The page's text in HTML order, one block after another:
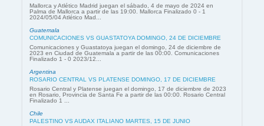
Mallorca y Atlético Madrid juegan el sábado, 4 de mayo de 2024 en
Palma de Mallorca a partir de las 19:00. Mallorca Finalizado 0 - 1
2024/05/04 Atlético Mad...
Guatemala
COMUNICACIONES VS GUASTATOYA DOMINGO, 24 DE DICIEMBRE
Comunicaciones y Guastatoya juegan el domingo, 24 de diciembre de
2023 en Ciudad de Guatemala a partir de las 00:00. Comunicaciones
Finalizado 1 - 0 2023/12...
Argentina
ROSARIO CENTRAL VS PLATENSE DOMINGO, 17 DE DICIEMBRE
Rosario Central y Platense juegan el domingo, 17 de diciembre de 2023
en Rosario, Provincia de Santa Fe a partir de las 00:00. Rosario Central
Finalizado 1 ...
Chile
PALESTINO VS AUDAX ITALIANO MARTES, 15 DE JUNIO